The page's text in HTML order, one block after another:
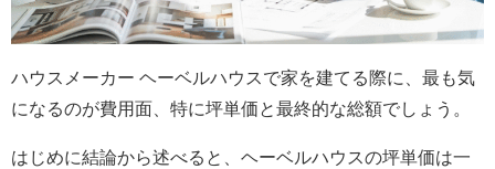
ハウスメーカー ヘーベルハウスで家を建てる際に、最も気
になるのが費用面、特に坪単価と最終的な総額でしょう。
はじめに結論から述べると、ヘーベルハウスの坪単価は一